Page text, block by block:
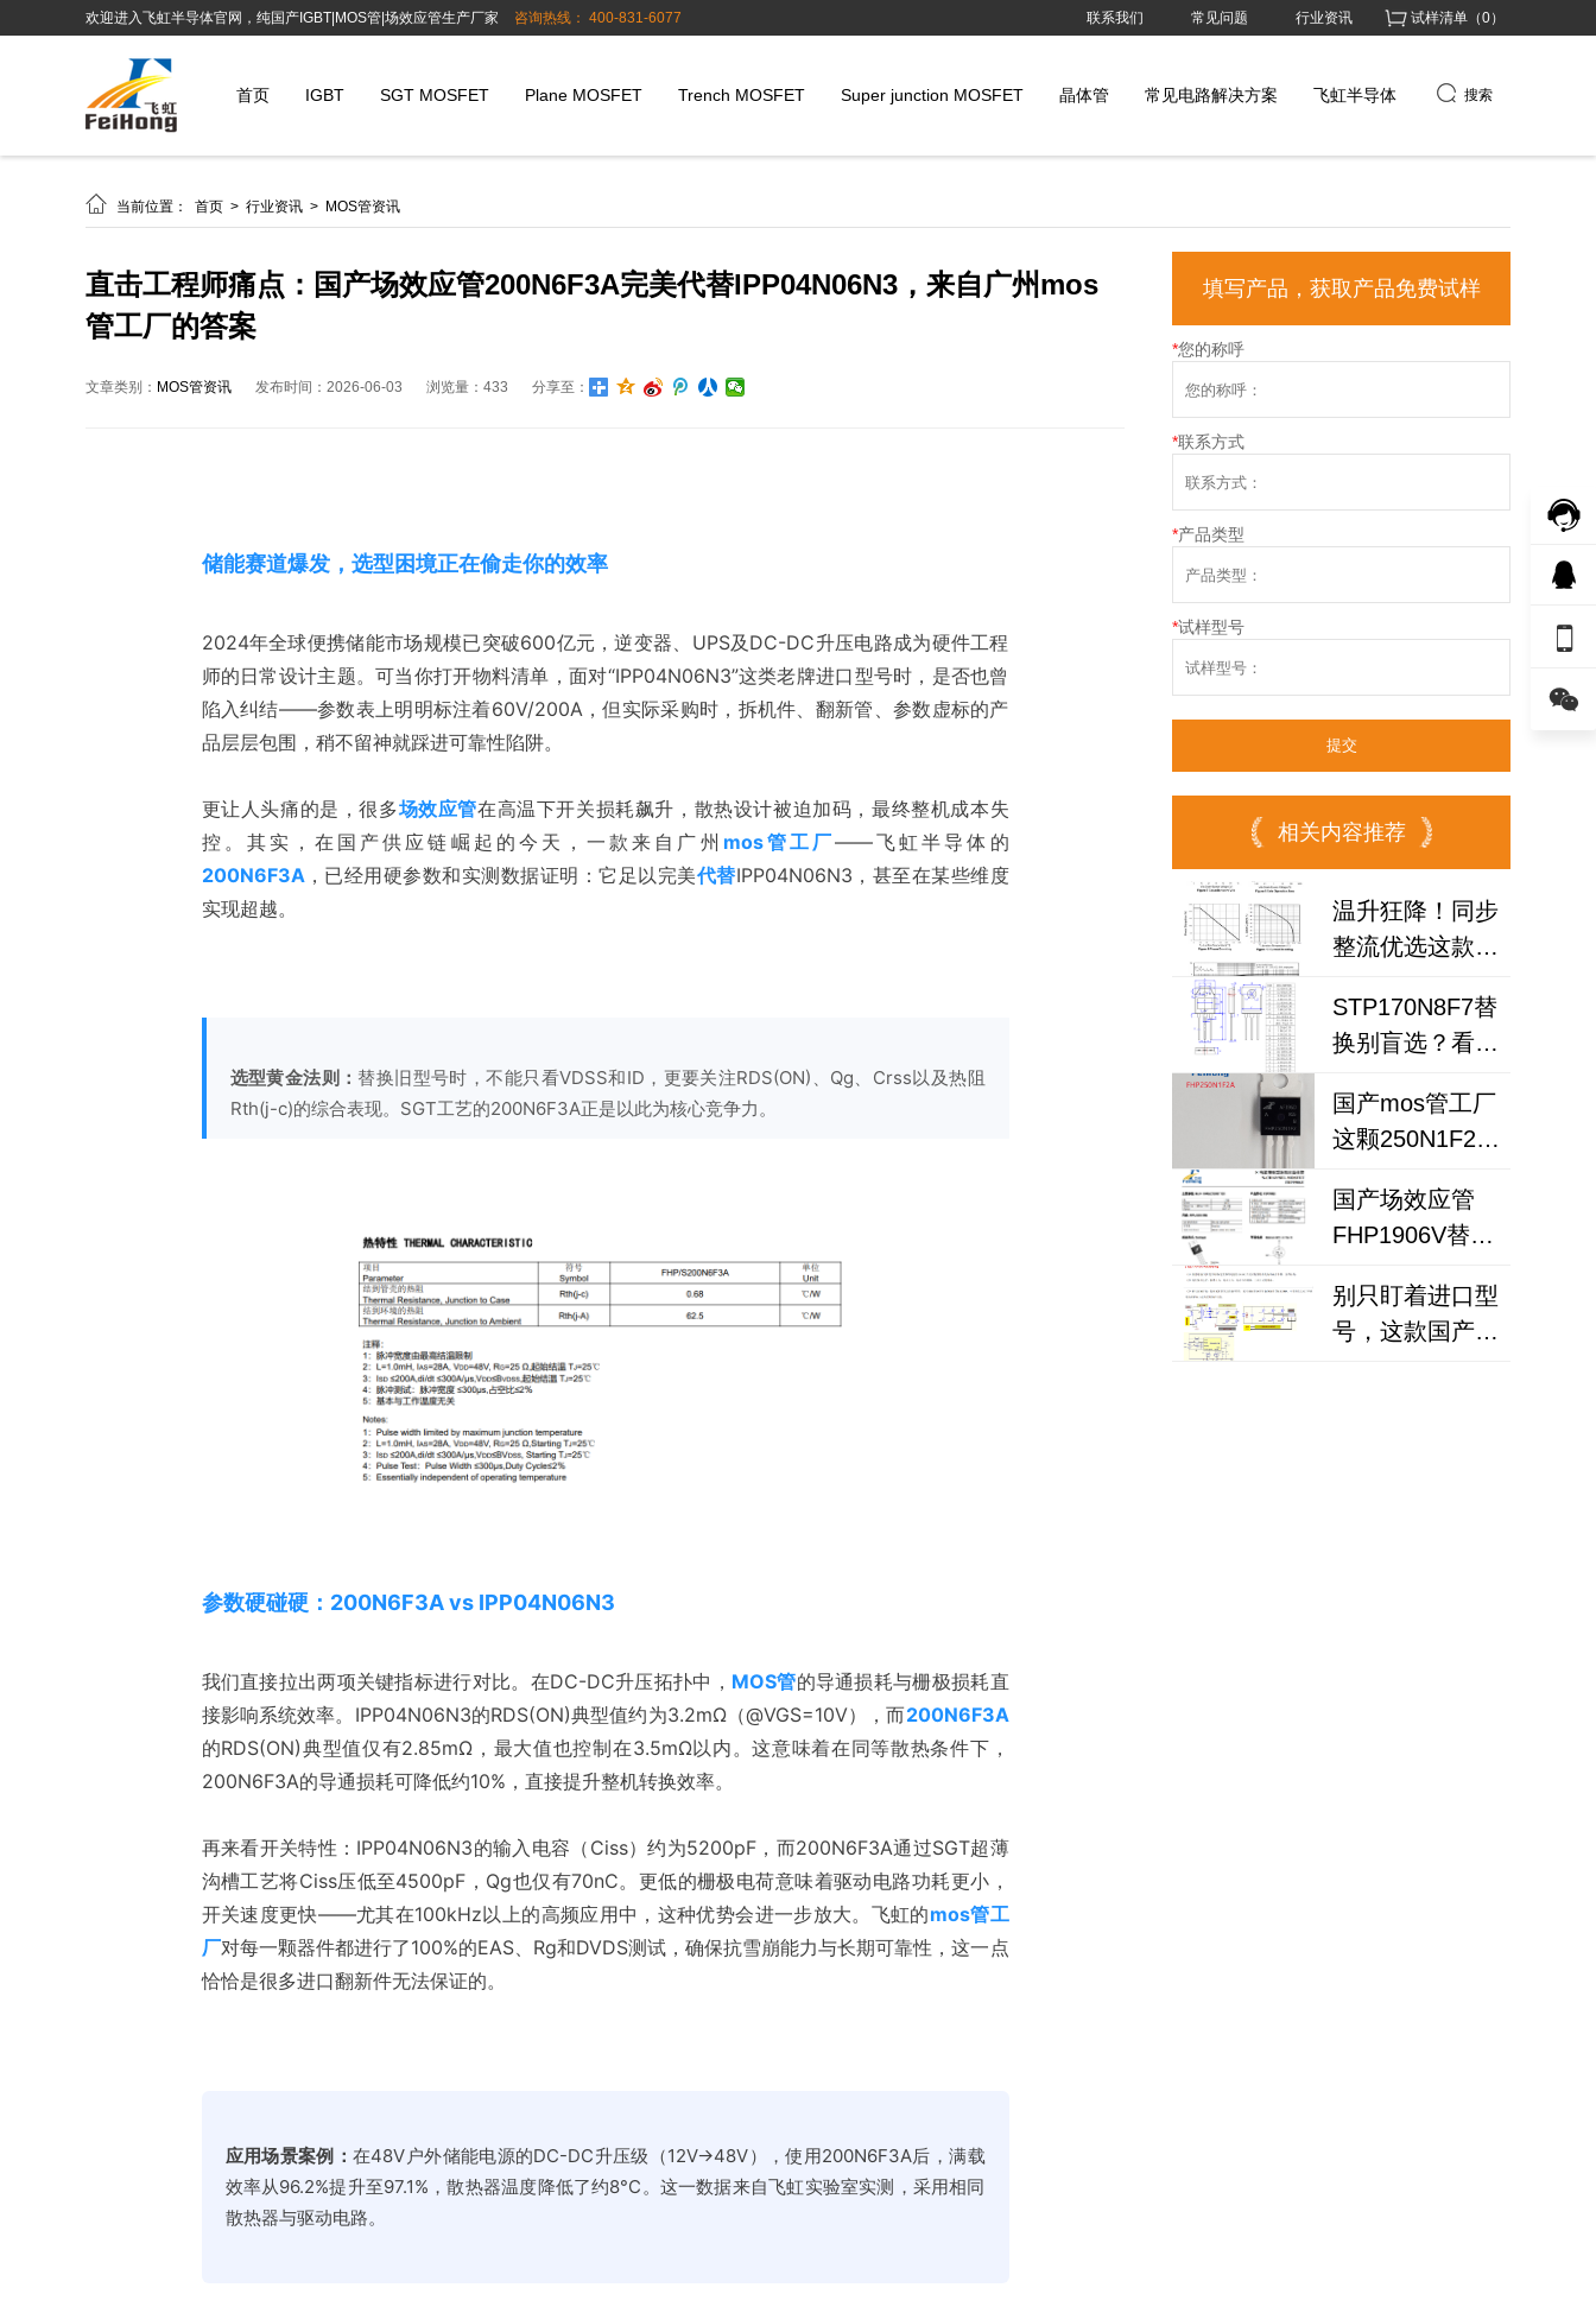
欢迎进入飞虹半导体官网，纯国产IGBT|MOS管|场效应管生产厂家 咨询热线： 400-831-6077 联系我们 常见问题 行业资讯 试样清单（0）
首页 IGBT SGT MOSFET Plane MOSFET Trench MOSFET Super junction MOSFET 晶体管 常见电路解决方案 飞虹半导体 搜索
 当前位置： 首页 > 行业资讯 > MOS管资讯
直击工程师痛点：国产场效应管200N6F3A完美代替IPP04N06N3，来自广州mos
管工厂的答案
文章类别： MOS管资讯 发布时间：2026-06-03 浏览量：433 分享至：
储能赛道爆发，选型困境正在偷走你的效率
2024年全球便携储能市场规模已突破600亿元，逆变器、UPS及DC-DC升压电路成为硬件工程
师的日常设计主题。可当你打开物料清单，面对“IPP04N06N3”这类老牌进口型号时，是否也曾
陷入纠结——参数表上明明标注着60V/200A，但实际采购时，拆机件、翻新管、参数虚标的产
品层层包围，稍不留神就踩进可靠性陷阱。
更让人头痛的是，很多场效应管在高温下开关损耗飙升，散热设计被迫加码，最终整机成本失
控。其实，在国产供应链崛起的今天，一款来自广州 mos管工厂——飞虹半导体的
200N6F3A ，已经用硬参数和实测数据证明：它足以完美代替IPP04N06N3，甚至在某些维度
实现超越。
选型黄金法则： 替换旧型号时，不能只看VDSS和ID，更要关注RDS(ON)、Qg、Crss以及热阻
参数硬碰硬：200N6F3A vs IPP04N06N3
我们直接拉出两项关键指标进行对比。在DC-DC升压拓扑中， MOS管的导通损耗与栅极损耗直
接影响系统效率。IPP04N06N3的RDS(ON)典型值约为3.2mΩ（@VGS=10V），而200N6F3A
的RDS(ON)典型值仅有2.85mΩ，最大值也控制在3.5mΩ以内。这意味着在同等散热条件下，
200N6F3A的导通损耗可降低约10%，直接提升整机转换效率。
再来看开关特性：IPP04N06N3的输入电容（Ciss）约为5200pF，而200N6F3A通过SGT超薄
沟槽工艺将Ciss压低至4500pF，Qg也仅有70nC。更低的栅极电荷意味着驱动电路功耗更小，
开关速度更快——尤其在100kHz以上的高频应用中，这种优势会进一步放大。飞虹的mos管工
厂对每一颗器件都进行了100%的EAS、Rg和DVDS测试，确保抗雪崩能力与长期可靠性，这一点
恰恰是很多进口翻新件无法保证的。
应用场景案例：在48V户外储能电源的DC-DC升压级（12V→48V），使用200N6F3A后，满载
效率从96.2%提升至97.1%，散热器温度降低了约8°C。这一数据来自飞虹实验室实测，采用相同
散热器与驱动电路。
填写产品，获取产品免费试样
*您的称呼
*联系方式
*产品类型
*试样型号
相关内容推荐
温升狂降！同步
整流优选这款场
管工厂
200N6F3A可替
换
STP170N8F7替
换别盲选？看懂
心用国产MOS管
替代
国产mos管工厂
这颗250N1F2A
么替换英飞凌
IPP030N10N3G？
国产场效应管
FHP1906V替代
车载逆变器电源
设计的破局之选
别只盯着进口型
号，这款国产

